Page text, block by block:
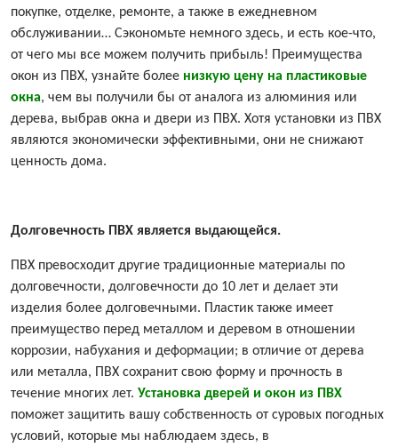
покупке, отделке, ремонте, а также в ежедневном
обслуживании… Сэкономьте немного здесь, и есть кое-что,
от чего мы все можем получить прибыль! Преимущества
окон из ПВХ, узнайте более низкую цену на пластиковые
окна, чем вы получили бы от аналога из алюминия или
дерева, выбрав окна и двери из ПВХ. Хотя установки из ПВХ
являются экономически эффективными, они не снижают
ценность дома.
Долговечность ПВХ является выдающейся.
ПВХ превосходит другие традиционные материалы по
долговечности, долговечности до 10 лет и делает эти
изделия более долговечными. Пластик также имеет
преимущество перед металлом и деревом в отношении
коррозии, набухания и деформации; в отличие от дерева
или металла, ПВХ сохранит свою форму и прочность в
течение многих лет. Установка дверей и окон из ПВХ
поможет защитить вашу собственность от суровых погодных
условий, которые мы наблюдаем здесь, в